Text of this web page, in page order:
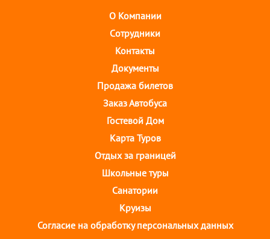
О Компании
Cотрудники
Контакты
Документы
Продажа билетов
Заказ Автобуса
Гостевой Дом
Карта Туров
Отдых за границей
Школьные туры
Санатории
Круизы
Согласие на обработку персональных данных